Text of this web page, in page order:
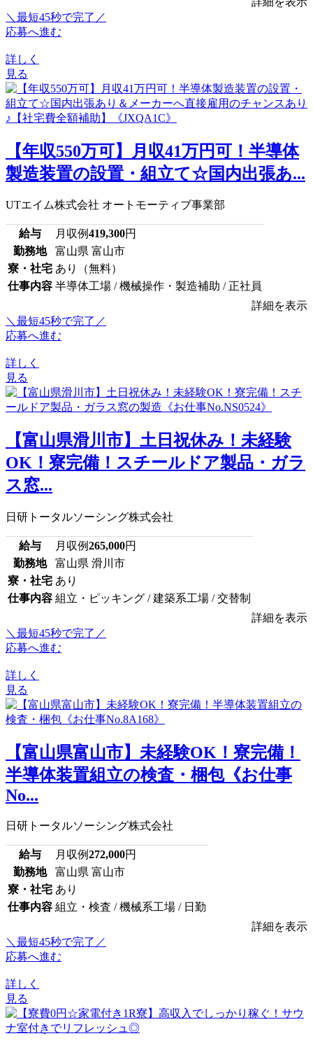
＼最短45秒で完了／
応募へ進む
詳しく
見る
【年収550万可】月収41万円可！半導体
製造装置の設置・組立て☆国内出張あ...
UTエイム株式会社 オートモーティブ事業部
給与 月収例419,300円
勤務地
富山県 富山市
寮・社宅 あり（無料）
仕事内容 半導体工場 / 機械操作・製造補助 / 正社員
詳細を表示
＼最短45秒で完了／
応募へ進む
詳しく
見る
【富山県滑川市】土日祝休み！未経験
OK！寮完備！スチールドア製品・ガラ
ス窓...
日研トータルソーシング株式会社
給与 月収例265,000円
勤務地
富山県 滑川市
寮・社宅 あり
仕事内容 組立・ピッキング / 建築系工場 / 交替制
詳細を表示
＼最短45秒で完了／
応募へ進む
詳しく
見る
【富山県富山市】未経験OK！寮完備！
半導体装置組立の検査・梱包《お仕事
No...
日研トータルソーシング株式会社
給与 月収例272,000円
勤務地
富山県 富山市
寮・社宅 あり
仕事内容 組立・検査 / 機械系工場 / 日勤
詳細を表示
＼最短45秒で完了／
応募へ進む
詳しく
見る